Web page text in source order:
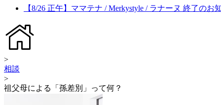
【8/26 正午】ママテナ / Merkystyle / ラナーヌ 終了のお
>
相談
>
祖父母による「孫差別」って何？